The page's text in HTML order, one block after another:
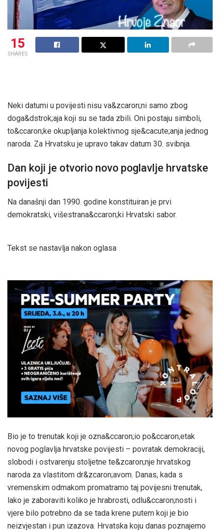
15
SHARES
Neki datumi u povijesti nisu va&zcaron;ni samo zbog
doga&dstrok;aja koji su se tada zbili. Oni postaju simboli,
to&ccaron;ke okupljanja kolektivnog sje&cacute;anja jednog
naroda. Za Hrvatsku je upravo takav datum 30. svibnja.
Dan koji je otvorio novo poglavlje hrvatske
povijesti
Na današnji dan 1990. godine konstituiran je prvi
demokratski, višestrana&ccaron;ki Hrvatski sabor.
Tekst se nastavlja nakon oglasa
Bio je to trenutak koji je ozna&ccaron;io po&ccaron;etak
novog poglavlja hrvatske povijesti – povratak demokraciji,
slobodi i ostvarenju stoljetne te&zcaron;nje hrvatskog
naroda za vlastitom dr&zcaron;avom. Danas, kada s
vremenskim odmakom promatramo taj povijesni trenutak,
lako je zaboraviti koliko je hrabrosti, odlu&ccaron;nosti i
vjere bilo potrebno da se tada krene putem koji je bio
neizvjestan i pun izazova. Hrvatska koju danas poznajemo